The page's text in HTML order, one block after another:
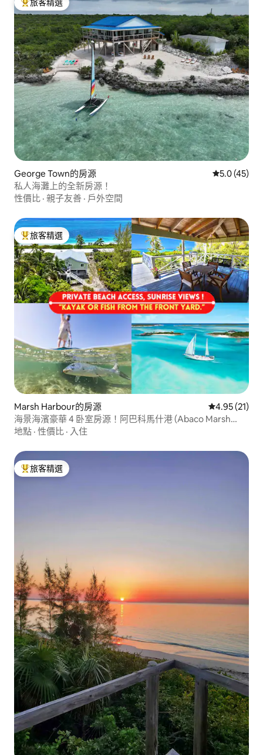
旅客精選榜首
旅客精選
George Town的房源 從 45 則評
5.0 (45)
私人海灘上的全新房源！
性價比 · 親子友善 · 戶外空間
旅客精選榜首
旅客精選
Marsh Harbour的房源 從 21 則評價
4.95 (21)
海景海濱豪華 4 卧室房源！阿巴科馬什港 (Abaco Marsh
Harbor)
地點 · 性價比 · 入住
旅客精選榜首
旅客精選